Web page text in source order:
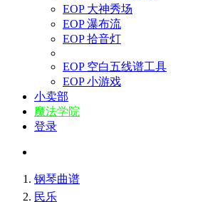
EOP 大神秀场
EOP 瀑布流
EOP 拾音灯
EOP 空白五线谱工具
EOP 小游戏
小卖部
魔法学院
登录
钢琴曲谱
民乐